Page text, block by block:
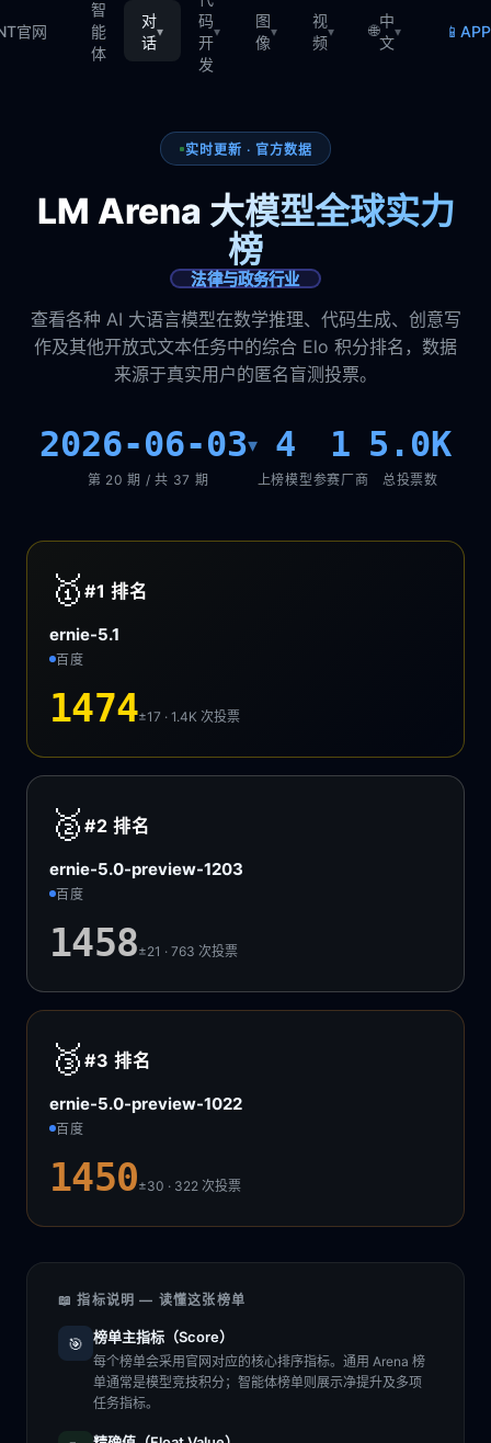
官网
智
能
体
对
话
▾
码
开
发
▾
图
像
▾
视
频
▾ 🌐
中
文
▾ 📱
实时更新 · 官方数据
LM Arena 大模型全球实力
榜
法律与政务行业
查看各种 AI 大语言模型在数学推理、代码生成、创意写
作及其他开放式文本任务中的综合 Elo 积分排名，数据
来源于真实用户的匿名盲测投票。
2026-06-03▾
第 20 期 / 共 37 期
4
上榜模型
1
参赛厂商
5.0K
总投票数
🥇 #1排名
ernie-5.1
百度
1474±17 · 1.4K次投票
🥈 #2排名
ernie-5.0-preview-1203
百度
1458±21 · 763次投票
🥉 #3排名
ernie-5.0-preview-1022
百度
1450±30 · 322次投票
📖 指标说明 — 读懂这张榜单
🎯 榜单主指标（Score）
每个榜单会采用官网对应的核心排序指标。通用 Arena 榜
单通常是模型竞技积分；智能体榜单则展示净提升及多项
任务指标。